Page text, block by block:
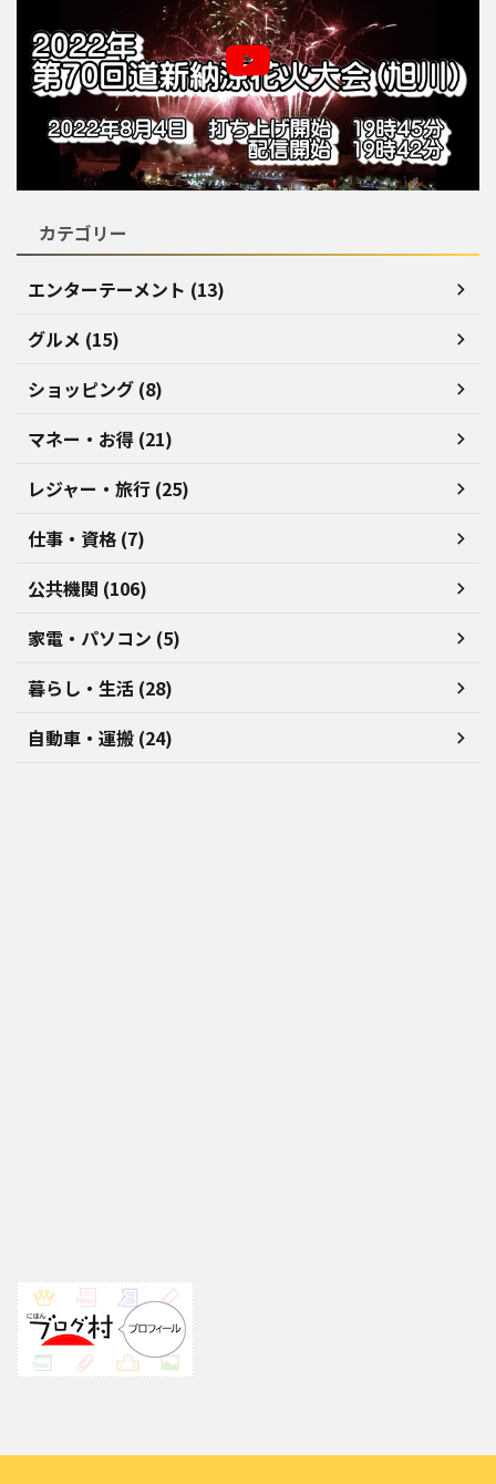
カテゴリー
エンターテーメント (13)
グルメ (15)
ショッピング (8)
マネー・お得 (21)
レジャー・旅行 (25)
仕事・資格 (7)
公共機関 (106)
家電・パソコン (5)
暮らし・生活 (28)
自動車・運搬 (24)